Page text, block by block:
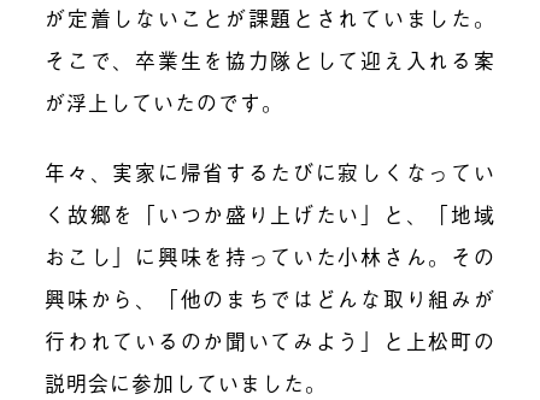
が定着しないことが課題 とされていました。
そこで、卒業生を協力隊として迎え入れる案
が浮上していたのです。
年々、実家に帰省するたびに寂しくなってい
く故郷を「いつか盛り上げたい」と、「地域
おこし」に興味を持っていた小林さん。その
興味から、「他のまちではどんな取り組みが
行われているのか聞いてみよう」と上松町の
説明会に参加していました。